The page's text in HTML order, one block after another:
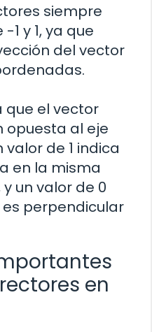
siempre
y 1, ya que
del vector
que el vector
opuesta al eje
de 1 indica
en la misma
un valor de 0
perpendicular
en